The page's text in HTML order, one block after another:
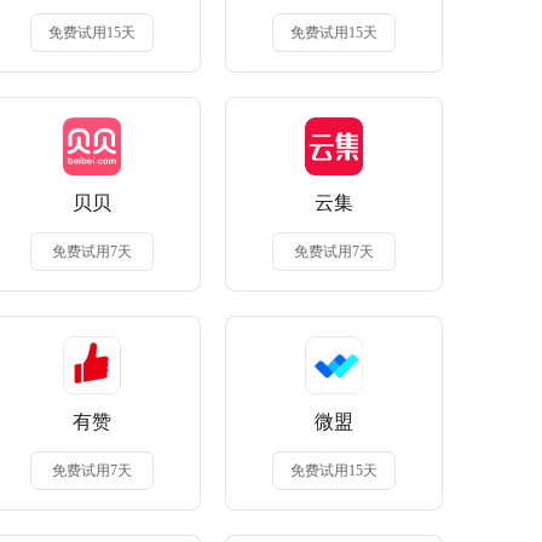
免费试用15天 免费试用15天
贝贝
免费试用7天
云集
免费试用7天
有赞
免费试用7天
微盟
免费试用15天